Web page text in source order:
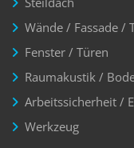
Wände / Fassade /
Fenster / Türen
Raumakustik /
Arbeitssicherheit /
Werkzeug